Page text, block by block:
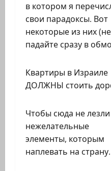
в котором я
свои парадоксы. Вот
некоторые из них (не
падайте сразу в
Квартиры в Израиле
ДОЛЖНЫ стоить
Чтобы сюда не лезли
нежелательные
элементы, которым
наплевать на страну.